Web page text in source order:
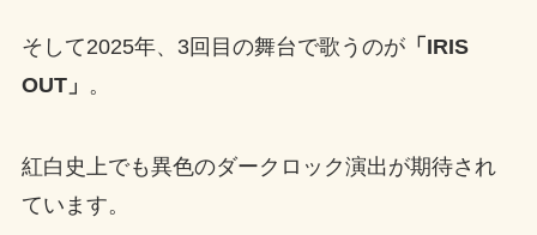
そして2025年、3回目の舞台で歌うのが「IRIS
OUT」 。
紅白史上でも異色のダークロック演出が期待され
ています。